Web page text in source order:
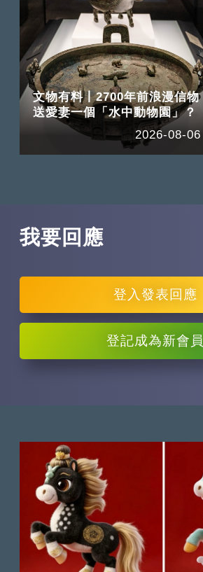
文物有料丨2700年前浪漫信物
送愛妻一個「水中動物園」？
2026-08-06
我要回應
登入發表回應
登記成為新會員